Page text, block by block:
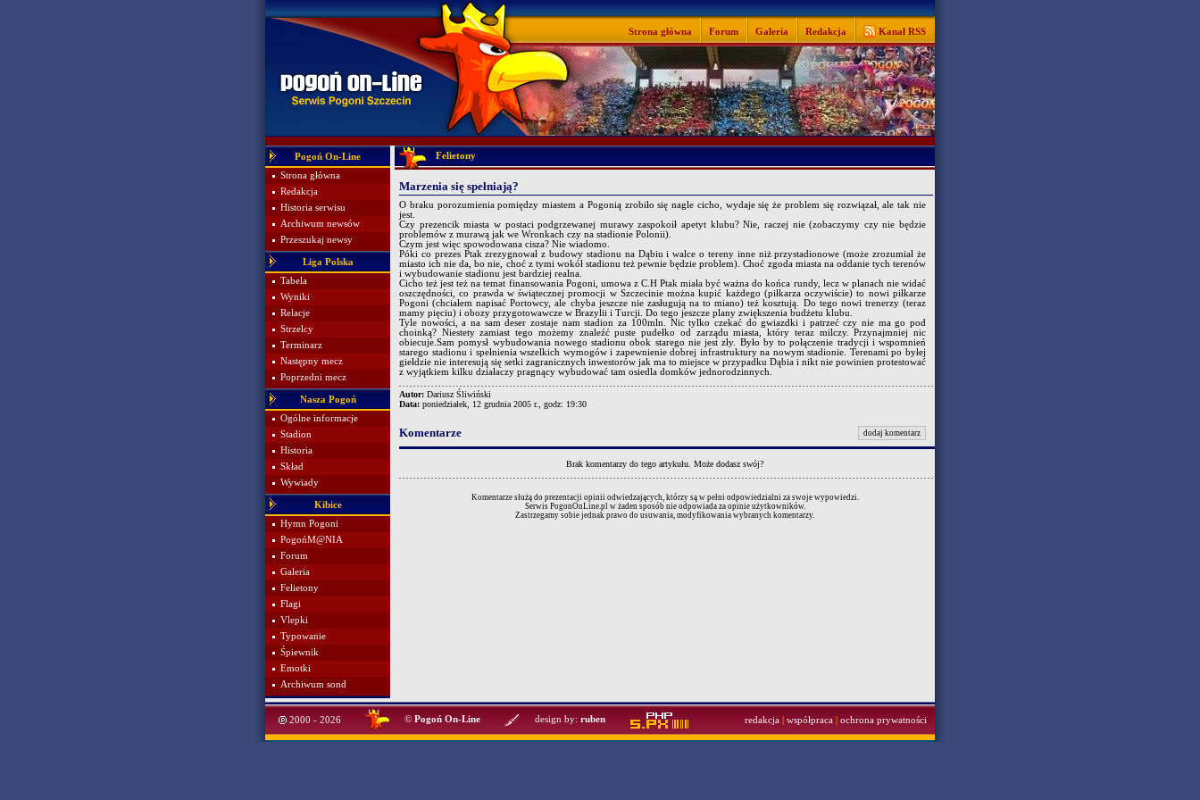
Strona główna Forum Galeria Redakcja Kanał RSS
Pogoń On-Line
Strona główna
Redakcja
Historia serwisu
Archiwum newsów
Przeszukaj newsy
Liga Polska
Tabela
Wyniki
Relacje
Strzelcy
Terminarz
Następny mecz
Poprzedni mecz
Nasza Pogoń
Ogólne informacje
Stadion
Historia
Skład
Wywiady
Kibice
Hymn Pogoni
PogońM@NIA
Forum
Galeria
Felietony
Flagi
Vlepki
Typowanie
Śpiewnik
Emotki
Archiwum sond
Felietony
Marzenia się spełniają?
O braku porozumienia pomiędzy miastem a Pogonią zrobiło się nagle cicho, wydaje się że problem się rozwiązał, ale tak nie
jest.
Czy prezencik miasta w postaci podgrzewanej murawy zaspokoił apetyt klubu? Nie, raczej nie (zobaczymy czy nie będzie
problemów z murawą jak we Wronkach czy na stadionie Polonii).
Czym jest więc spowodowana cisza? Nie wiadomo.
Póki co prezes Ptak zrezygnował z budowy stadionu na Dąbiu i walce o tereny inne niż przystadionowe (może zrozumiał że
miasto ich nie da, bo nie, choć z tymi wokół stadionu też pewnie będzie problem). Choć zgoda miasta na oddanie tych terenów
i wybudowanie stadionu jest bardziej realna.
Cicho też jest też na temat finansowania Pogoni, umowa z C.H Ptak miała być ważna do końca rundy, lecz w planach nie widać
oszczędności, co prawda w świątecznej promocji w Szczecinie można kupić każdego (piłkarza oczywiście) to nowi piłkarze
Pogoni (chciałem napisać Portowcy, ale chyba jeszcze nie zasługują na to miano) też kosztują. Do tego nowi trenerzy (teraz
mamy pięciu) i obozy przygotowawcze w Brazylii i Turcji. Do tego jeszcze plany zwiększenia budżetu klubu.
Tyle nowości, a na sam deser zostaje nam stadion za 100mln. Nic tylko czekać do gwiazdki i patrzeć czy nie ma go pod
choinką? Niestety zamiast tego możemy znaleźć puste pudełko od zarządu miasta, który teraz milczy. Przynajmniej nic
obiecuje.Sam pomysł wybudowania nowego stadionu obok starego nie jest zły. Było by to połączenie tradycji i wspomnień
starego stadionu i spełnienia wszelkich wymogów i zapewnienie dobrej infrastruktury na nowym stadionie. Terenami po byłej
giełdzie nie interesują się setki zagranicznych inwestorów jak ma to miejsce w przypadku Dąbia i nikt nie powinien protestować
z wyjątkiem kilku działaczy pragnący wybudować tam osiedla domków jednorodzinnych.
Autor: Dariusz Śliwiński
Data: poniedziałek, 12 grudnia 2005 r., godz: 19:30
dodaj komentarz
Komentarze
Brak komentarzy do tego artykułu. Może dodasz swój?
Komentarze służą do prezentacji opinii odwiedzających, którzy są w pełni odpowiedzialni za swoje wypowiedzi.
Serwis PogonOnLine.pl w żaden sposób nie odpowiada za opinie użytkowników.
Zastrzegamy sobie jednak prawo do usuwania, modyfikowania wybranych komentarzy.
2000 - 2026 © Pogoń On-Line design by: ruben redakcja współpraca ochrona prywatności